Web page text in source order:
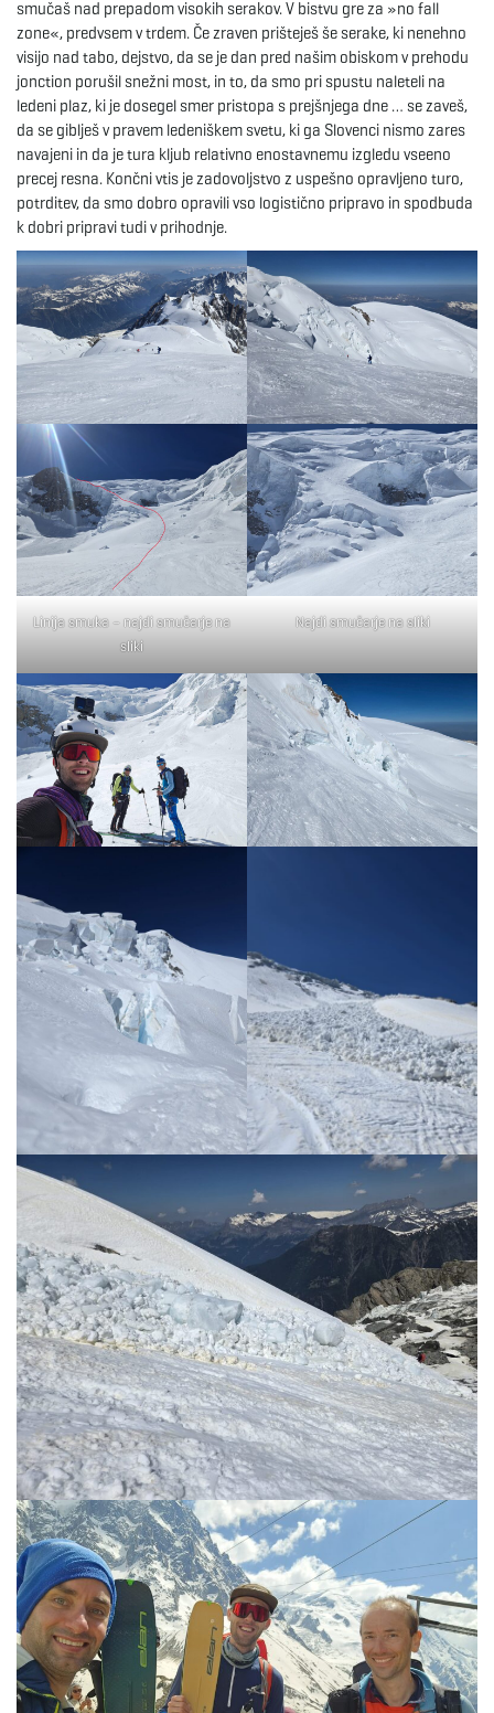
smučaš nad prepadom visokih serakov. V bistvu gre za »no fall
zone«, predvsem v trdem. Če zraven prišteješ še serake, ki nenehno
visijo nad tabo, dejstvo, da se je dan pred našim obiskom v prehodu
jonction porušil snežni most, in to, da smo pri spustu naleteli na
ledeni plaz, ki je dosegel smer pristopa s prejšnjega dne … se zaveš,
da se giblješ v pravem ledeniškem svetu, ki ga Slovenci nismo zares
navajeni in da je tura kljub relativno enostavnemu izgledu vseeno
precej resna. Končni vtis je zadovoljstvo z uspešno opravljeno turo,
potrditev, da smo dobro opravili vso logistično pripravo in spodbuda
k dobri pripravi tudi v prihodnje.
Linija smuka – najdi smučarje na
sliki
Najdi smučarje na sliki